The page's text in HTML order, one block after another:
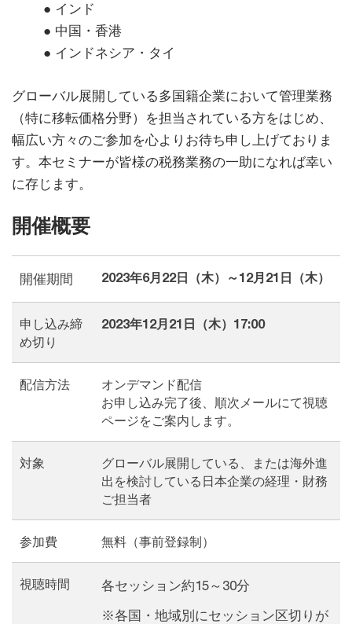
● インド
● 中国・香港
● インドネシア・タイ
グローバル展開している多国籍企業において管理業務
（特に移転価格分野）を担当されている方をはじめ、
幅広い方々のご参加を心よりお待ち申し上げておりま
す。本セミナーが皆様の税務業務の一助になれば幸い
に存じます。
開催概要
開催期間 2023年6月22日（木）～12月21日（木）
申し込み締
め切り
2023年12月21日（木）17:00
配信方法
オンデマンド配信
お申し込み完了後、順次メールにて視聴
ページをご案内します。
対象
グローバル展開している、または海外進
出を検討している日本企業の経理・財務
ご担当者
参加費 無料（事前登録制）
視聴時間
各セッション約15～30分
※各国・地域別にセッション区切りが